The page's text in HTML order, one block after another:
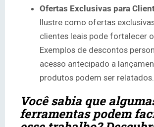
Ofertas Exclusivas para
Ilustre como ofertas
clientes leais pode fortalecer
Exemplos de descontos
acesso antecipado a
produtos podem ser relatados.
Você sabia que
ferramentas podem